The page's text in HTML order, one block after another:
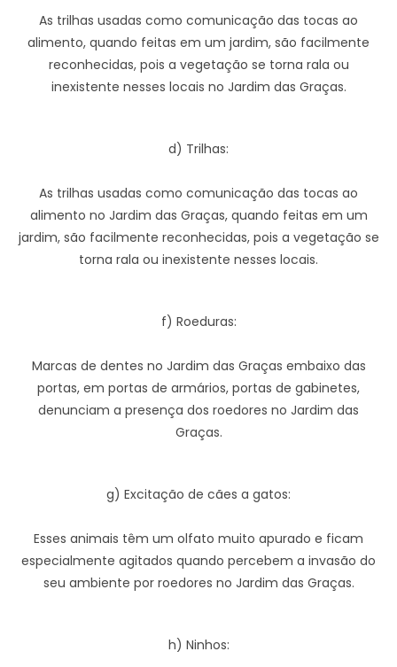
As trilhas usadas como comunicação das tocas ao
alimento, quando feitas em um jardim, são facilmente
reconhecidas, pois a vegetação se torna rala ou
inexistente nesses locais no Jardim das Graças.
d) Trilhas:
As trilhas usadas como comunicação das tocas ao
alimento no Jardim das Graças, quando feitas em um
jardim, são facilmente reconhecidas, pois a vegetação se
torna rala ou inexistente nesses locais.
f) Roeduras:
Marcas de dentes no Jardim das Graças embaixo das
portas, em portas de armários, portas de gabinetes,
denunciam a presença dos roedores no Jardim das
Graças.
g) Excitação de cães a gatos:
Esses animais têm um olfato muito apurado e ficam
especialmente agitados quando percebem a invasão do
seu ambiente por roedores no Jardim das Graças.
h) Ninhos: